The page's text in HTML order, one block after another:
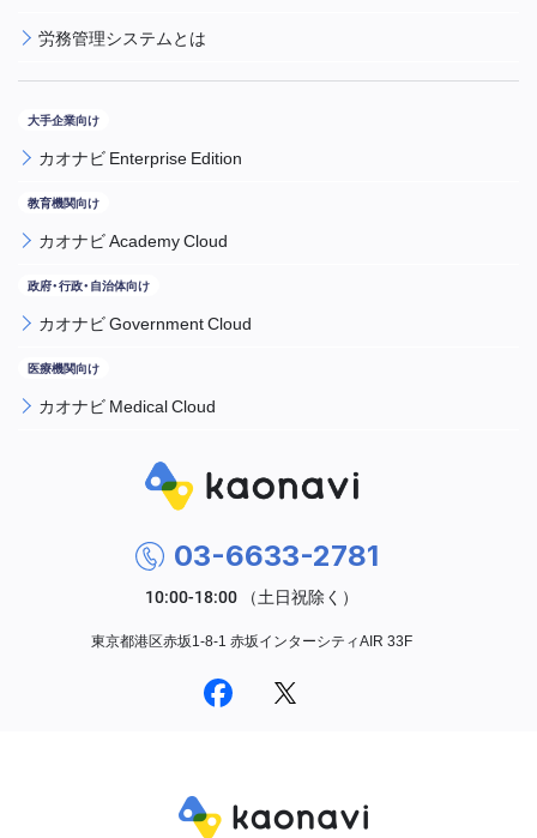
労務管理システムとは
カオナビ Enterprise Edition
カオナビ Academy Cloud
カオナビ Government Cloud
カオナビ Medical Cloud
03-6633-2781
東京都港区赤坂1-8-1 赤坂インターシティAIR 33F